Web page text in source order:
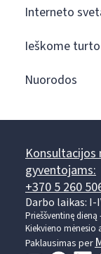
Interneto
Ieškome
Nuorodos
Konsultacijos
gyventojams:
+370 5 260
Darbo laikas: I-
Prieššventinę
Kiekvieno mėnesio
Paklausimas per